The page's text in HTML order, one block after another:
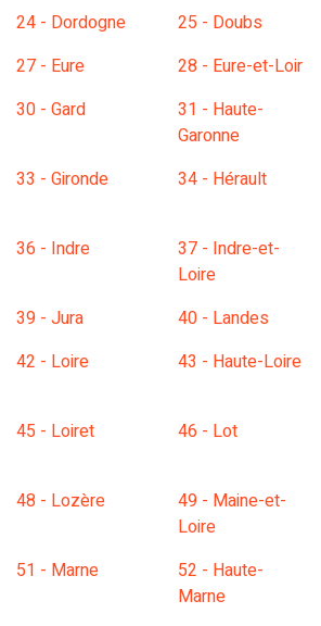
24 - Dordogne 25 - Doubs
27 - Eure
28 - Eure-et-Loir
30 - Gard
31 - Haute-
Garonne
33 - Gironde 34 - Hérault
36 - Indre
37 - Indre-et-
Loire
39 - Jura 40 - Landes
42 - Loire
43 - Haute-Loire
45 - Loiret
46 - Lot
48 - Lozère
49 - Maine-et-
Loire
51 - Marne
52 - Haute-
Marne